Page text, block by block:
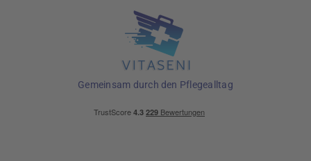
Gemeinsam durch den Pflegealltag